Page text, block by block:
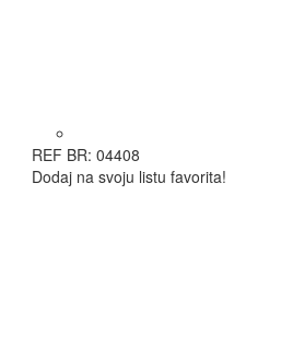
REF BR: 04408
Dodaj na svoju listu favorita!